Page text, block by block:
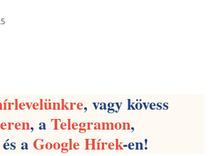
, vagy kövess
, aTelegramon,
és aGoogle Hírek-en!